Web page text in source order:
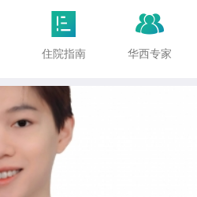

住院指南

华西专家